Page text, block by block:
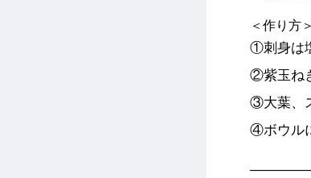
＜作り方＞
①刺身は
②紫玉ね
③大葉、
④ボウル